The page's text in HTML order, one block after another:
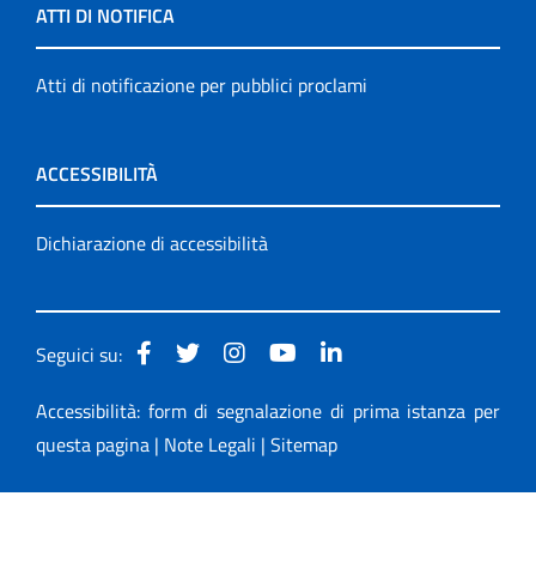
ATTI DI NOTIFICA
Atti di notificazione per pubblici proclami
ACCESSIBILITÀ
Dichiarazione di accessibilità
Seguici su:
Accessibilità: form di segnalazione di prima istanza per
questa pagina | Note Legali | Sitemap